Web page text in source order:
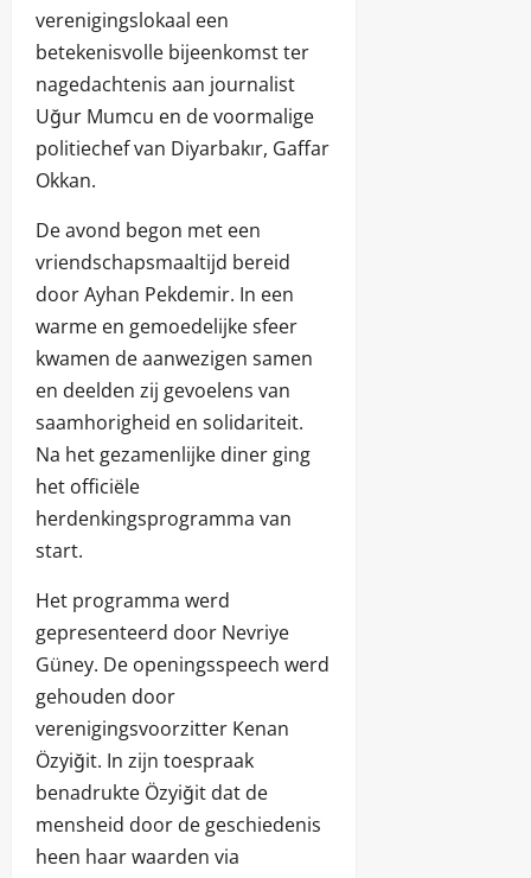
verenigingslokaal een
betekenisvolle bijeenkomst ter
nagedachtenis aan journalist
Uğur Mumcu en de voormalige
politiechef van Diyarbakır, Gaffar
Okkan.
De avond begon met een
vriendschapsmaaltijd bereid
door Ayhan Pekdemir. In een
warme en gemoedelijke sfeer
kwamen de aanwezigen samen
en deelden zij gevoelens van
saamhorigheid en solidariteit.
Na het gezamenlijke diner ging
het officiële
herdenkingsprogramma van
start.
Het programma werd
gepresenteerd door Nevriye
Güney. De openingsspeech werd
gehouden door
verenigingsvoorzitter Kenan
Özyiğit. In zijn toespraak
benadrukte Özyiğit dat de
mensheid door de geschiedenis
heen haar waarden via